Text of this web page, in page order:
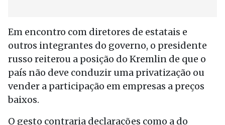
Em encontro com diretores de estatais e
outros integrantes do governo, o presidente
russo reiterou a posição do Kremlin de que o
país não deve conduzir uma privatização ou
vender a participação em empresas a preços
baixos.
O gesto contraria declarações como a do